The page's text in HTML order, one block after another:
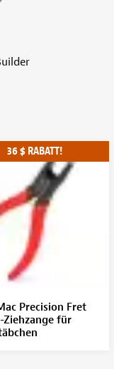
36 $ RABATT!
Precision Fret
Ziehzange für